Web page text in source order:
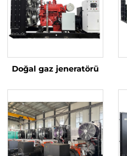
Doğal gaz jeneratörü